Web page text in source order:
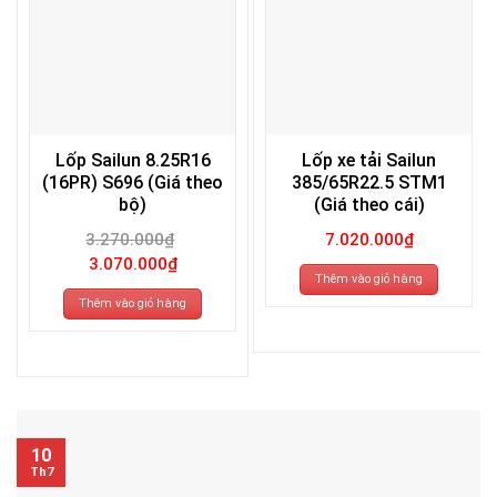
Lốp Sailun 8.25R16
(16PR) S696 (Giá theo
bộ)
3.270.000₫
Giá
gốc
là:
3.270.000₫.
3.070.000₫Giá
hiện
tại
là:
3.070.000₫.
Thêm vào giỏ hàng
Lốp xe tải Sailun
385/65R22.5 STM1
(Giá theo cái)
7.020.000₫
Thêm vào giỏ hàng
10
Th7